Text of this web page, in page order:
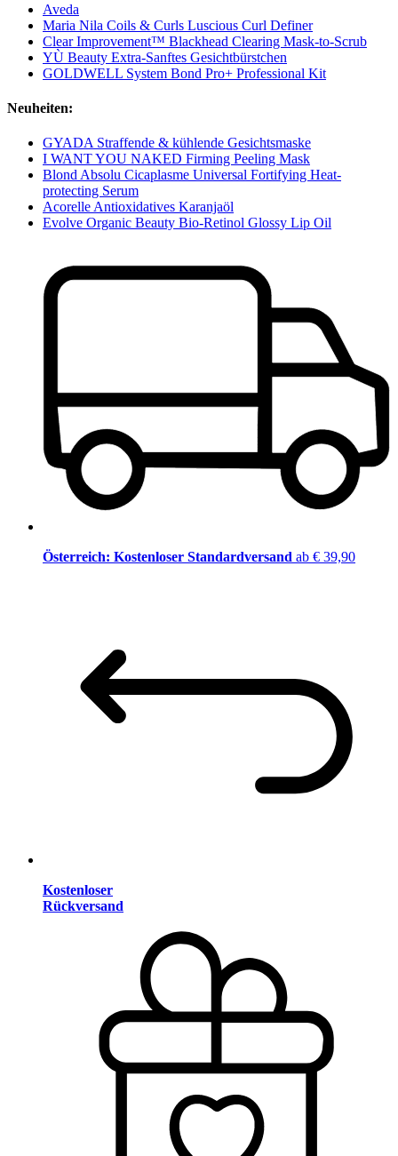
Aveda
Maria Nila Coils & Curls Luscious Curl Definer
Clear Improvement™ Blackhead Clearing Mask-to-Scrub
YÙ Beauty Extra-Sanftes Gesichtbürstchen
GOLDWELL System Bond Pro+ Professional Kit
Neuheiten:
GYADA Straffende & kühlende Gesichtsmaske
I WANT YOU NAKED Firming Peeling Mask
Blond Absolu Cicaplasme Universal Fortifying Heat-
protecting Serum
Acorelle Antioxidatives Karanjaöl
Evolve Organic Beauty Bio-Retinol Glossy Lip Oil
Österreich: Kostenloser Standardversand ab € 39,90
Kostenloser
Rückversand